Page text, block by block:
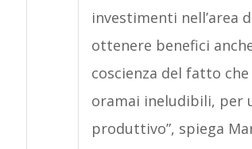
investimenti nell’area
ottenere benefici
coscienza del fatto che
oramai ineludibili, per
produttivo”, spiega